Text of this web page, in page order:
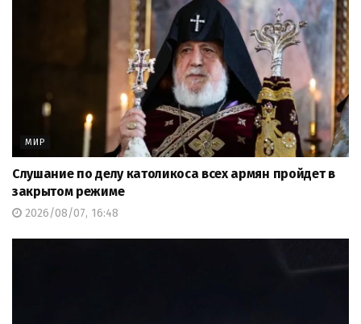
МИР
Слушание по делу католикоса всех армян пройдет в
закрытом режиме
2026/08/07, 16:48